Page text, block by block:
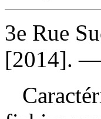
3e Rue
[2014]. —